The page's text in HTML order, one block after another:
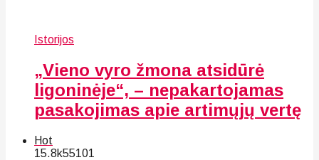
Istorijos
„Vieno vyro žmona atsidūrė
ligoninėje“, – nepakartojamas
pasakojimas apie artimųjų vertę
Hot
15.8k55101